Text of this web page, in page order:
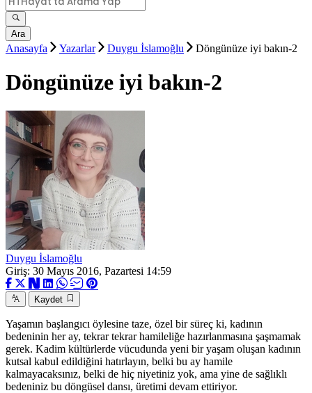
Ara
Anasayfa Yazarlar Duygu İslamoğlu Döngünüze iyi bakın-2
Döngünüze iyi bakın-2
Duygu İslamoğlu
Giriş: 30 Mayıs 2016, Pazartesi 14:59
Kaydet
Yaşamın başlangıcı öylesine taze, özel bir süreç ki, kadının
bedeninin her ay, tekrar tekrar hamileliğe hazırlanmasına şaşmamak
gerek. Kadim kültürlerde vücudunda yeni bir yaşam oluşan kadının
kutsal kabul edildiğini hatırlayın, belki bu ay hamile
kalmayacaksınız, belki de hiç niyetiniz yok, ama yine de sağlıklı
bedeniniz bu döngüsel dansı, üretimi devam ettiriyor.